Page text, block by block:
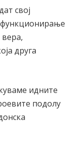
свој
друга
идните
подолу